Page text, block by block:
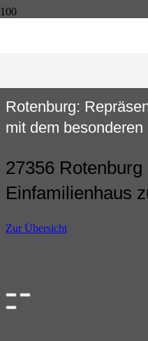
Rotenburg:
mit dem besonderen
27356
Einfamilienhaus
Zur Übersicht